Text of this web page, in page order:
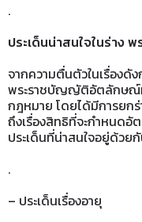
.
ประเด็นน่าสนใจในร่าง พ
จากความตื่นตัวในเรื่องดั
พระราชบัญญัติอัตลักษณ์ท
กฎหมาย โดยได้มีการยก
ถึงเรื่องสิทธิที่จะกำหนดอั
ประเด็นที่น่าสนใจอยู่ด้วย
.
– ประเด็นเรื่องอายุ